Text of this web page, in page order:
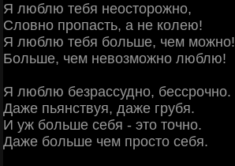
Я люблю тебя неосторожно,
Словно пропасть, а не колею!
Я люблю тебя больше, чем можно!
Больше, чем невозможно люблю!
Я люблю безрассудно, бессрочно.
Даже пьянствуя, даже грубя.
И уж больше себя - это точно.
Даже больше чем просто себя.